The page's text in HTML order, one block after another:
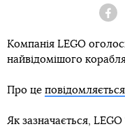
Компанія LEGO
найвідомішого
Про це повідомляється
Як зазначається,